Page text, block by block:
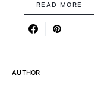
READ MORE
AUTHOR